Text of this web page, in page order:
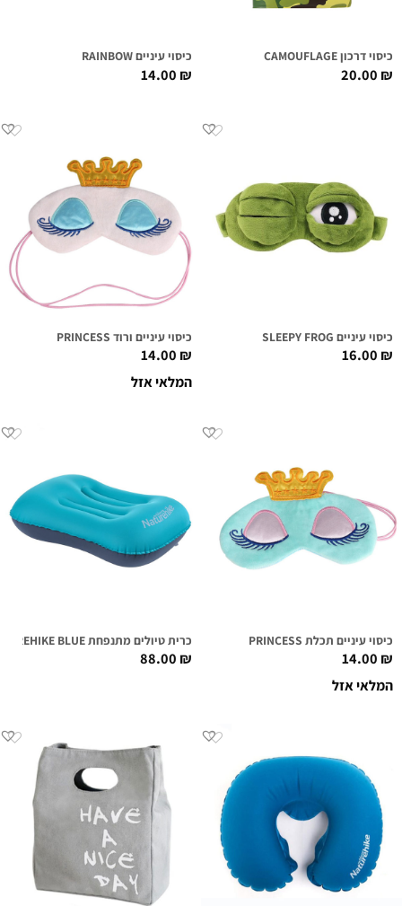
כיסוי דרכון CAMOUFLAGE
20.00₪
כיסוי עיניים RAINBOW
14.00₪
כיסוי עיניים SLEEPY FROG
16.00₪
כיסוי עיניים ורוד PRINCESS
14.00₪
המלאי אזל
כיסוי עיניים תכלת PRINCESS
14.00₪
המלאי אזל
כרית טיולים מתנפחת NATUREHIKE BLUE
88.00₪